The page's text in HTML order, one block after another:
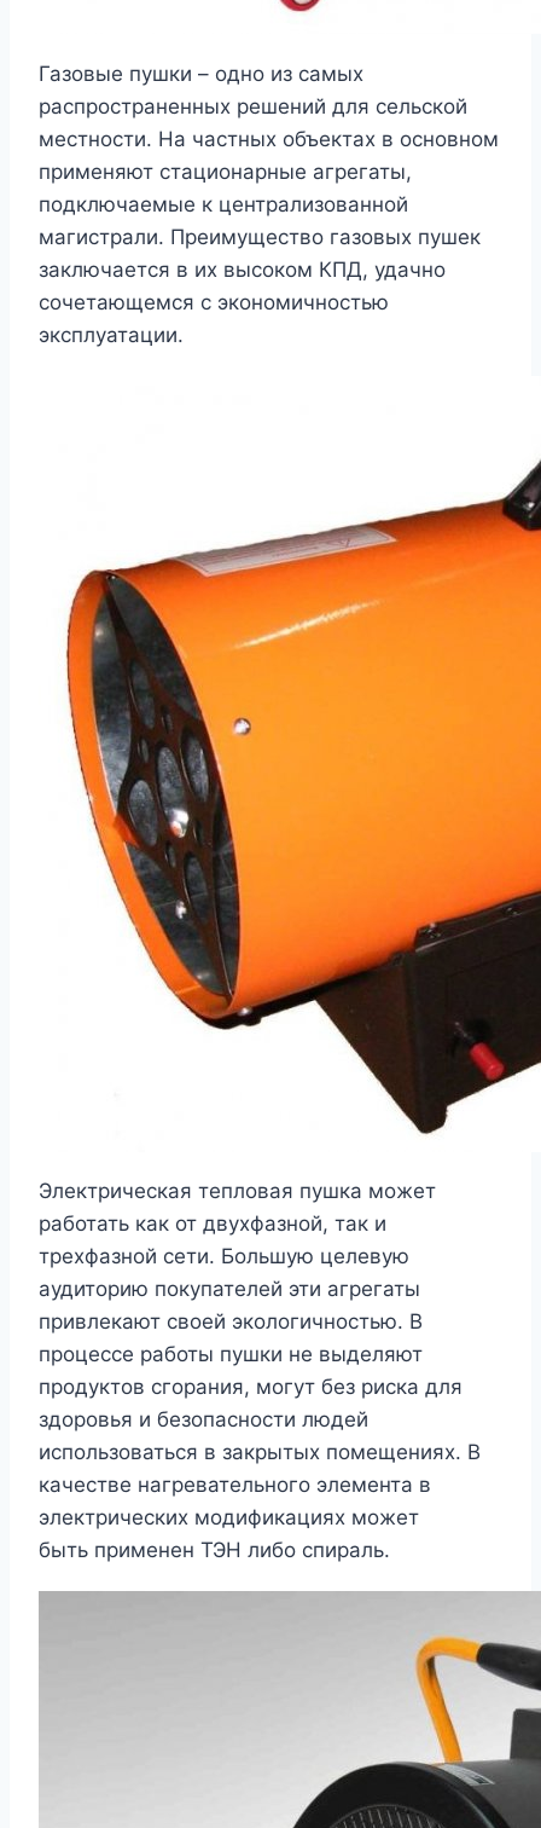
Газовые пушки – одно из самых
распространенных решений для сельской
местности. На частных объектах в основном
применяют стационарные агрегаты,
подключаемые к централизованной
магистрали. Преимущество газовых пушек
заключается в их высоком КПД, удачно
сочетающемся с экономичностью
эксплуатации.
Электрическая тепловая пушка может
работать как от двухфазной, так и
трехфазной сети. Большую целевую
аудиторию покупателей эти агрегаты
привлекают своей экологичностью. В
процессе работы пушки не выделяют
продуктов сгорания, могут без риска для
здоровья и безопасности людей
использоваться в закрытых помещениях. В
качестве нагревательного элемента в
электрических модификациях может
быть применен ТЭН либо спираль.